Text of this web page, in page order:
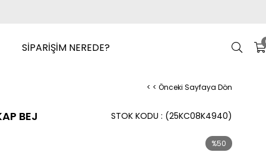
SİPARİŞİM NEREDE?
< < Önceki Sayfaya Dön
BEJ (25KC08K4940)
STOK KODU
%50